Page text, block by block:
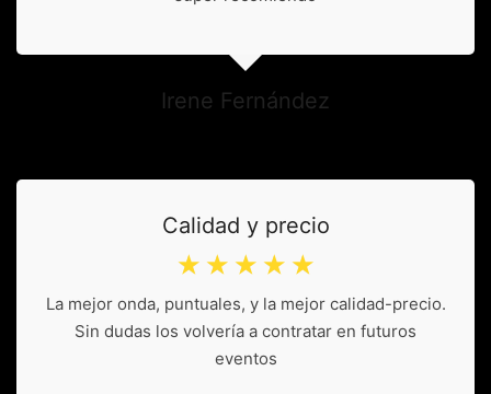
Irene Fernández
Calidad y precio
☆ ☆ ☆ ☆ ☆
La mejor onda, puntuales, y la mejor calidad-precio.
Sin dudas los volvería a contratar en futuros
eventos